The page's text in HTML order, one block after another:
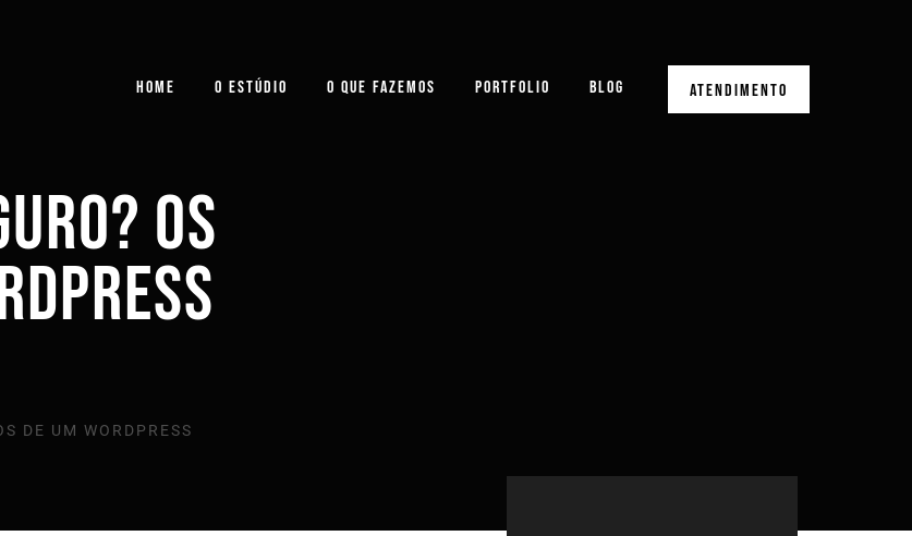
ATENDIMENTO
HOME O ESTÚDIO O QUE FAZEMOS PORTFOLIO BLOG
OS
DE UM WORDPRESS